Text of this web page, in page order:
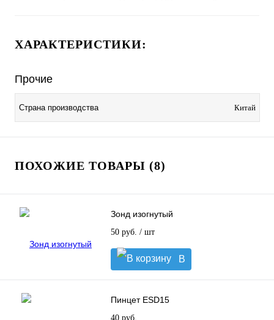
ХАРАКТЕРИСТИКИ:
Прочие
Страна производства Китай
ПОХОЖИЕ ТОВАРЫ (8)
Зонд изогнутый
50 руб. / шт
В
корзину
Пинцет ESD15
40 руб.